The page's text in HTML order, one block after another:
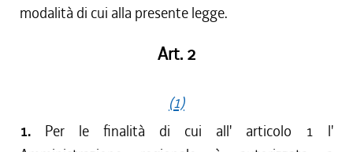
modalità di cui alla presente legge.
Art. 2
(1)
1. Per le finalità di cui all' articolo 1 l'